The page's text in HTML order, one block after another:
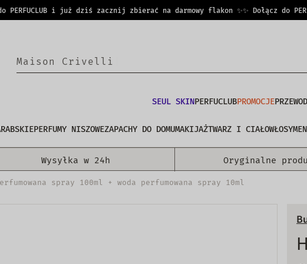
i już dziś zacznij zbierać na darmowy flakon ✨✨ Dołącz do
Ma is on Cr ivel l |
SEUL SKINPERFUCLUBPROMOCJE
PERFUMY NISZOWEZAPACHY DO DOMUMAKIJAŻTWARZ I CIAŁOWŁOSYMEN
Wysyłka w 24h Oryginalne
spray 100ml + woda perfumowana spray 10ml